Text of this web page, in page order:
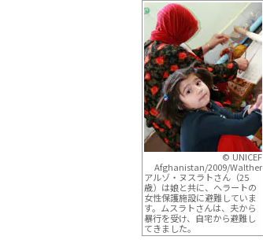
© UNICEF
Afghanistan/2009/Walther
アルゾ・ヌスラトさん（25
歳）は娘と共に、ヘラートの
女性保護施設に避難していま
す。ムスラトさんは、夫から
暴行を受け、自宅から避難し
てきました。